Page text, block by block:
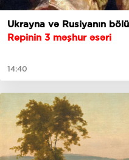
Repinin 3 məşhur əsəri
14:40